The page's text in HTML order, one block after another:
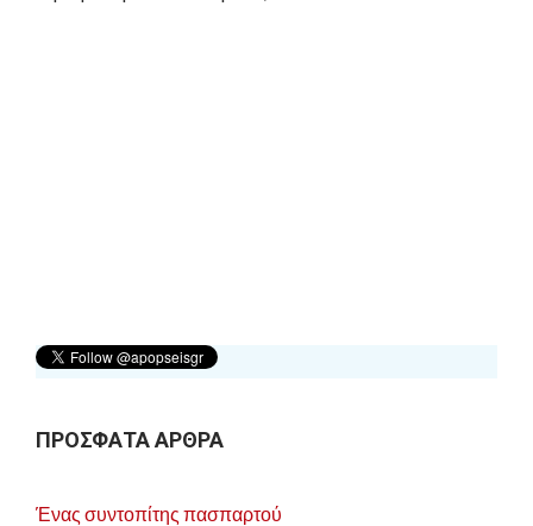
ΠΡΟΣΦΑΤΑ ΑΡΘΡΑ
Ένας συντοπίτης πασπαρτού